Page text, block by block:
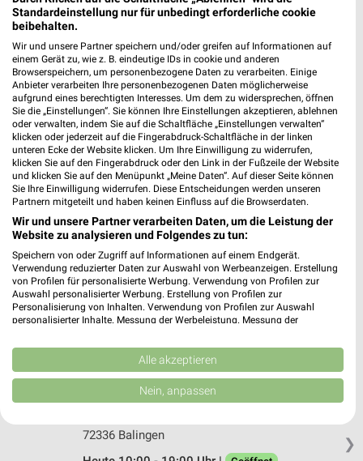
Hauptstr. 60
Heute 08:30 - 18:30 Uhr | Geöffnet
646,53 km • Angebote: 2 Prospekte
EP:Linder Dunningen
Grabenstraße 3
78655 Dunningen
Heute 09:00 - 20:00 Uhr | Geöffnet
591,50 km • Angebote: 2 Prospekte
EP:Neusch Stetten a.k.M.
Schäufeleweg 1
72510 Stetten a.k.M.
Heute 08:00 - 18:30 Uhr | Geöffnet
577,11 km • Angebote: 2 Prospekte
❯
EURONICS XXL Mega Company Balingen
72336 Balingen
Standardeinstellung nur für unbedingt erforderliche cookie
beibehalten.
Wir und unsere Partner speichern und/oder greifen auf Informationen auf
einem Gerät zu, wie z. B. eindeutige IDs in cookie und anderen
Browserspeichern, um personenbezogene Daten zu verarbeiten. Einige
Anbieter verarbeiten Ihre personenbezogenen Daten möglicherweise
aufgrund eines berechtigten Interesses. Um dem zu widersprechen, öffnen
Sie die „Einstellungen“. Sie können Ihre Einstellungen akzeptieren, ablehnen
oder verwalten, indem Sie auf die Schaltfläche „Einstellungen verwalten“
klicken oder jederzeit auf die Fingerabdruck-Schaltfläche in der linken
unteren Ecke der Website klicken. Um Ihre Einwilligung zu widerrufen,
klicken Sie auf den Fingerabdruck oder den Link in der Fußzeile der Website
und klicken Sie auf den Menüpunkt „Meine Daten“. Auf dieser Seite können
Sie Ihre Einwilligung widerrufen. Diese Entscheidungen werden unseren
Partnern mitgeteilt und haben keinen Einfluss auf die Browserdaten.
Wir und unsere Partner verarbeiten Daten, um die Leistung der
Website zu analysieren und Folgendes zu tun:
Speichern von oder Zugriff auf Informationen auf einem Endgerät.
Verwendung reduzierter Daten zur Auswahl von Werbeanzeigen. Erstellung
von Profilen für personalisierte Werbung. Verwendung von Profilen zur
Auswahl personalisierter Werbung. Erstellung von Profilen zur
Personalisierung von Inhalten. Verwendung von Profilen zur Auswahl
personalisierter Inhalte. Messung der Werbeleistung. Messung der
Kombinationen von Daten aus verschiedenen Quellen. Entwicklung und
Verbesserung der Angebote. Verwendung reduzierter Daten zur Auswahl
von Inhalten.
Daten können außerhalb der Europäischen Union weitergegeben und in die
Website/App.
Alle akzeptieren
Nein, anpassen